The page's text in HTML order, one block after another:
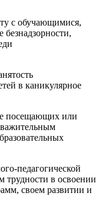
с обучающимися,
в каникулярное
посещающих или
педагогической
в освоении
своем развитии и